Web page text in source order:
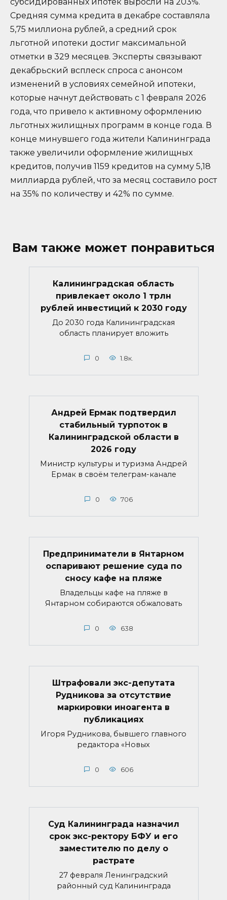
субсидированных ипотек выросли на 203%.
Средняя сумма кредита в декабре составляла
5,75 миллиона рублей, а средний срок
льготной ипотеки достиг максимальной
отметки в 329 месяцев. Эксперты связывают
декабрьский всплеск спроса с анонсом
изменений в условиях семейной ипотеки,
которые начнут действовать с 1 февраля 2026
года, что привело к активному оформлению
льготных жилищных программ в конце года. В
конце минувшего года жители Калининграда
также увеличили оформление жилищных
кредитов, получив 1159 кредитов на сумму 5,18
миллиарда рублей, что за месяц составило рост
на 35% по количеству и 42% по сумме.
Вам также может понравиться
Калининградская область
привлекает около 1 трлн
рублей инвестиций к 2030 году
До 2030 года Калининградская
область планирует вложить
0 1.8к.
Андрей Ермак подтвердил
стабильный турпоток в
Калининградской области в
2026 году
Министр культуры и туризма Андрей
Ермак в своём телеграм-канале
0 706
Предприниматели в Янтарном
оспаривают решение суда по
сносу кафе на пляже
Владельцы кафе на пляже в
Янтарном собираются обжаловать
0 638
Штрафовали экс-депутата
Рудникова за отсутствие
маркировки иноагента в
публикациях
Игоря Рудникова, бывшего главного
редактора «Новых
0 606
Суд Калининграда назначил
срок экс-ректору БФУ и его
заместителю по делу о
растрате
27 февраля Ленинградский
районный суд Калининграда